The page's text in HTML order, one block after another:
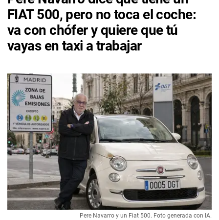
FIAT 500, pero no toca el coche:
va con chófer y quiere que tú
vayas en taxi a trabajar
Pere Navarro y un Fiat 500. Foto generada con IA.